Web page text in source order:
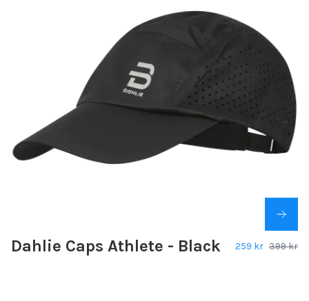
Dahlie Caps Athlete - Black 259 kr 399 kr